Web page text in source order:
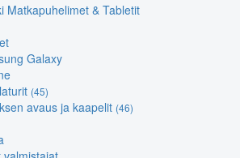
Matkapuhelimet & Tabletit
Galaxy
(45)
avaus ja kaapelit (46)